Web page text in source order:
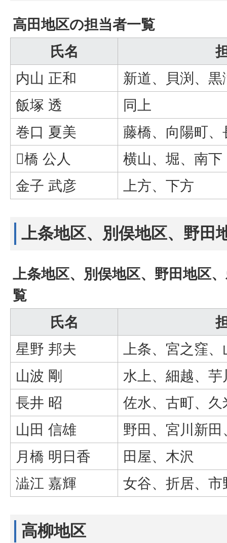
高田地区の担当者一覧
氏名
内山 正和
新道、貝渕、黒
飯塚 透
同上
巻口 夏美
藤橋、向陽町
橋 公人
横山、堀、南下
金子 武彦
上方、下方
上条地区、別俣地区、野田
上条地区、別俣地区、野田地区
覧
氏名
星野 邦夫
上条、宮之窪、
山波 剛
水上、細越、
長井 昭
佐水、古町、久
山田 信雄
野田、宮川新田
月橋 明日香
田屋、木沢
澁江 嘉輝
女谷、折居、市
高柳地区